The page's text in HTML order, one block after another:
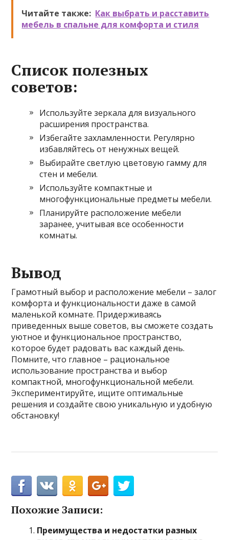
Читайте также: Как выбрать и расставить
мебель в спальне для комфорта и стиля
Список полезных
советов:
Используйте зеркала для визуального
расширения пространства.
Избегайте захламленности. Регулярно
избавляйтесь от ненужных вещей.
Выбирайте светлую цветовую гамму для
стен и мебели.
Используйте компактные и
многофункциональные предметы мебели.
Планируйте расположение мебели
заранее, учитывая все особенности
комнаты.
Вывод
Грамотный выбор и расположение мебели – залог
комфорта и функциональности даже в самой
маленькой комнате. Придерживаясь
приведенных выше советов, вы сможете создать
уютное и функциональное пространство,
которое будет радовать вас каждый день.
Помните, что главное – рациональное
использование пространства и выбор
компактной, многофункциональной мебели.
Экспериментируйте, ищите оптимальные
решения и создайте свою уникальную и удобную
обстановку!
Похожие Записи:
Преимущества и недостатки разных